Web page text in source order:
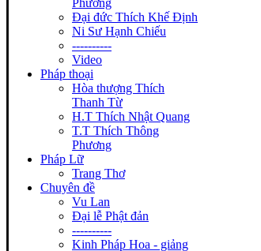
Phương
Đại đức Thích Khế Định
Ni Sư Hạnh Chiếu
----------
Video
Pháp thoại
Hòa thượng Thích
Thanh Từ
H.T Thích Nhật Quang
T.T Thích Thông
Phương
Pháp Lữ
Trang Thơ
Chuyên đề
Vu Lan
Đại lễ Phật đản
----------
Kinh Pháp Hoa - giảng